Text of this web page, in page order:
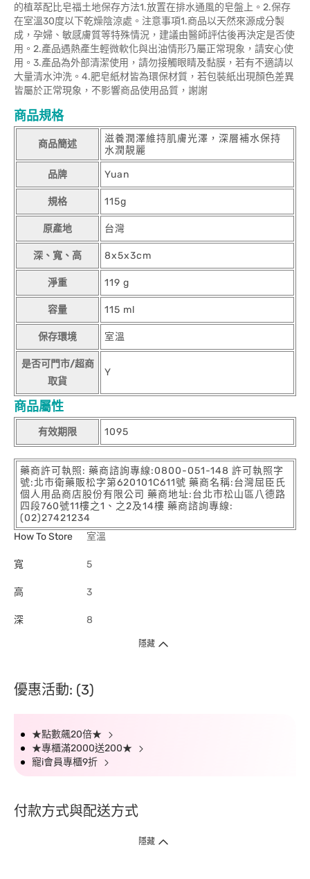
的植萃配比皂福土地保存方法1.放置在排水通風的皂盤上。2.保存
在室溫30度以下乾燥陰涼處。注意事項1.商品以天然來源成分製
成，孕婦、敏感膚質等特殊情況，建議由醫師評估後再決定是否使
用。2.產品遇熱產生輕微軟化與出油情形乃屬正常現象，請安心使
用。3.產品為外部清潔使用，請勿接觸眼睛及黏膜，若有不適請以
大量清水沖洗。4.肥皂紙材皆為環保材質，若包裝紙出現顏色差異
皆屬於正常現象，不影響商品使用品質，謝謝
商品規格
商品簡述
滋養潤澤維持肌膚光澤，深層補水保持
水潤靚麗
品牌 Yuan
規格 115g
原產地 台灣
深、寬、高 8x5x3cm
淨重 119 g
容量 115 ml
保存環境 室溫
是否可門市/超商
取貨
Y
商品屬性
有效期限 1095
藥商許可執照: 藥商諮詢專線:0800-051-148 許可執照字
號:北市衛藥販松字第620101C611號 藥商名稱:台灣屈臣氏
個人用品商店股份有限公司 藥商地址:台北市松山區八德路
四段760號11樓之1、之2及14樓 藥商諮詢專線:
(02)27421234
How To Store
室溫
寬 5
高 3
深 8
隱藏
優惠活動: (3)
★點數飆20倍★
★專櫃滿2000送200★
寵i會員專櫃9折
付款方式與配送方式
隱藏